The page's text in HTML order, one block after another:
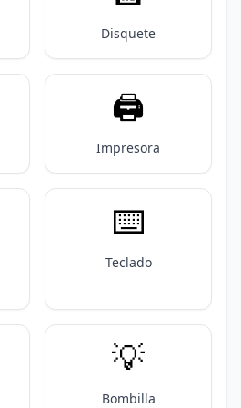
Disquete
🖨️
Impresora
⌨️
Teclado
💡
Bombilla